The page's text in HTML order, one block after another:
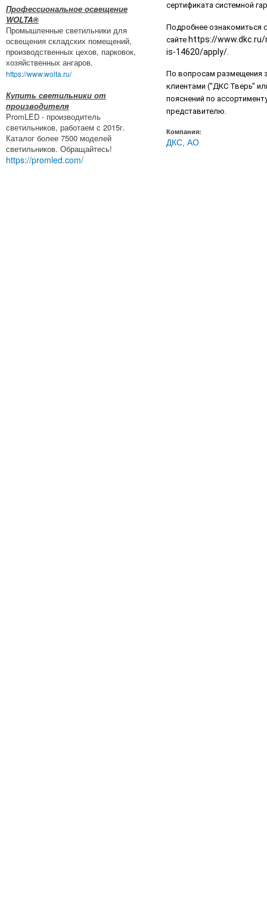
Профессиональное освещение
WOLTA®
Промышленные светильники для
освещения складских помещений,
производственных цехов, парковок,
хозяйственных ангаров.
https://www.wolta.ru/
Купить светильники от
производителя
PromLED - производитель
светильников, работаем с 2015г.
Каталог более 7500 моделей
светильников. Обращайтесь!
https://promled.com/
сертификата системной
Подробнее ознакомиться
сайте https://
is-14620/apply/
По вопросам размещения
клиентами ("ДКС Тверь"
пояснений по
представителю.
Компания:
ДКС, АО